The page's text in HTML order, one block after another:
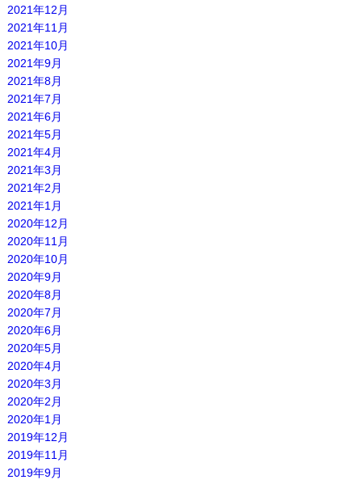
2021年12月
2021年11月
2021年10月
2021年9月
2021年8月
2021年7月
2021年6月
2021年5月
2021年4月
2021年3月
2021年2月
2021年1月
2020年12月
2020年11月
2020年10月
2020年9月
2020年8月
2020年7月
2020年6月
2020年5月
2020年4月
2020年3月
2020年2月
2020年1月
2019年12月
2019年11月
2019年9月